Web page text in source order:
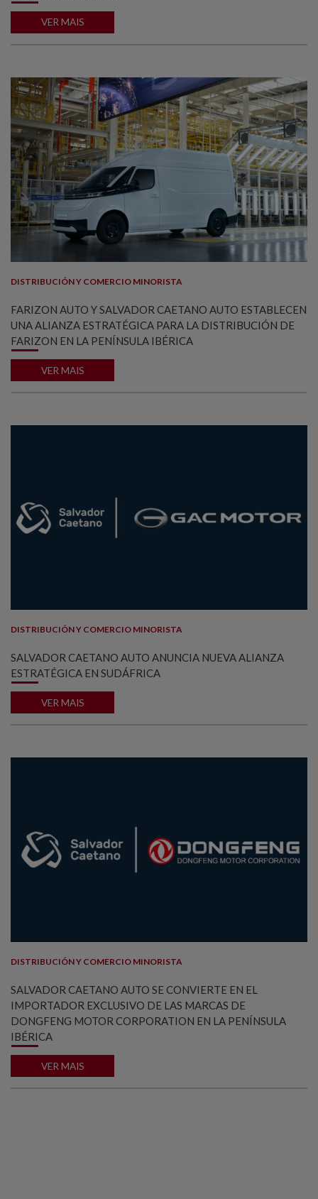
VER MAIS
DISTRIBUCIÓN Y COMERCIO MINORISTA
FARIZON AUTO Y SALVADOR CAETANO AUTO ESTABLECEN
UNA ALIANZA ESTRATÉGICA PARA LA DISTRIBUCIÓN DE
FARIZON EN LA PENÍNSULA IBÉRICA
VER MAIS
DISTRIBUCIÓN Y COMERCIO MINORISTA
SALVADOR CAETANO AUTO ANUNCIA NUEVA ALIANZA
ESTRATÉGICA EN SUDÁFRICA
VER MAIS
DISTRIBUCIÓN Y COMERCIO MINORISTA
SALVADOR CAETANO AUTO SE CONVIERTE EN EL
IMPORTADOR EXCLUSIVO DE LAS MARCAS DE
DONGFENG MOTOR CORPORATION EN LA PENÍNSULA
IBÉRICA
VER MAIS